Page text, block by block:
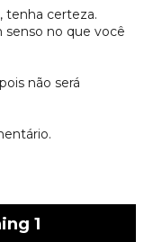
tenha certeza.
senso no que você
não será
1